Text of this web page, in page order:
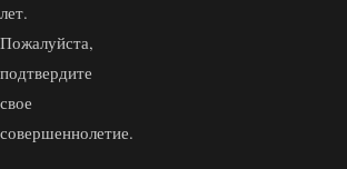
лет.
Пожалуйста,
подтвердите
свое
совершеннолетие.